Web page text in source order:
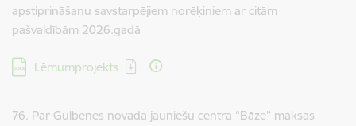
apstiprināšanu savstarpējiem norēķiniem ar citām
pašvaldībām 2026.gadā
Lejupielādēt:
Lēmumprojekts
76. Par Gulbenes novada jauniešu centra “Bāze” maksas